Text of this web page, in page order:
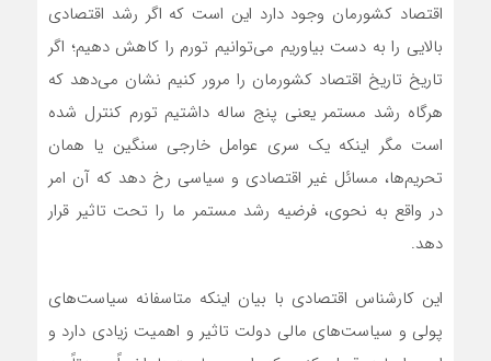
اقتصاد کشورمان وجود دارد این است که اگر رشد اقتصادی
بالایی را به دست بیاوریم می‌توانیم تورم را کاهش دهیم؛ اگر
تاریخ تاریخ اقتصاد کشورمان را مرور کنیم نشان می‌دهد که
هرگاه رشد مستمر یعنی پنج ساله داشتیم تورم کنترل شده
است مگر اینکه یک سری عوامل خارجی سنگین یا همان
تحریم‌ها، مسائل غیر اقتصادی و سیاسی رخ دهد که آن امر
در واقع به نحوی، فرضیه رشد مستمر ما را تحت تاثیر قرار
دهد.
این کارشناس اقتصادی با بیان اینکه متاسفانه سیاست‌های
پولی و سیاست‌های مالی دولت تاثیر و اهمیت زیادی دارد و